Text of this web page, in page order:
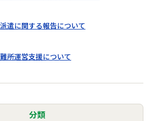
遣に関する報告について
所運営支援について
分類